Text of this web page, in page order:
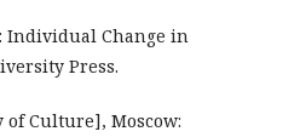
Individual Change in
Press.
of Culture], Moscow: